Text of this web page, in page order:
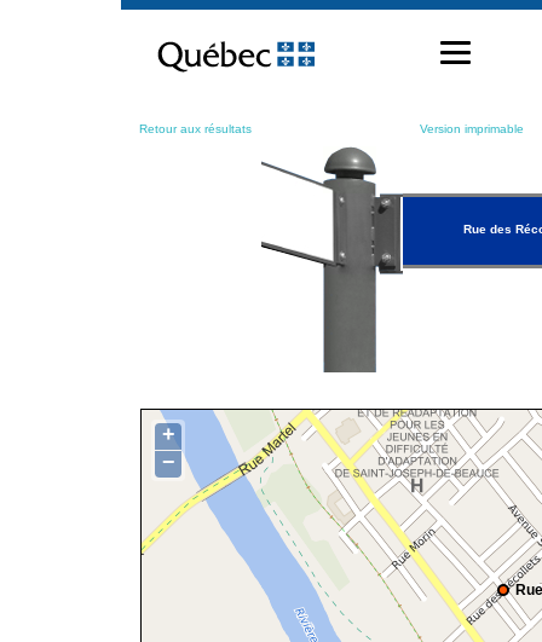
contenu
Retour aux résultats Version imprimable
Rue des
+
−